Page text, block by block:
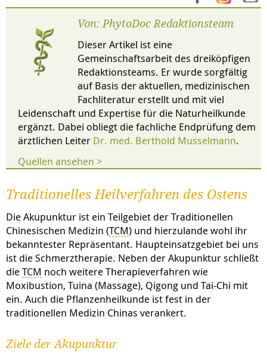
Von: PhytoDoc Redaktionsteam
Dieser Artikel ist eine
Gemeinschaftsarbeit des dreiköpfigen
Redaktionsteams. Er wurde sorgfältig
auf Basis der aktuellen, medizinischen
Fachliteratur erstellt und mit viel
Leidenschaft und Expertise für die Naturheilkunde
ergänzt. Dabei obliegt die fachliche Endprüfung dem
ärztlichen Leiter Dr. med. Berthold Musselmann.
Quellen ansehen >
Traditionelles Heilverfahren des Ostens
Die Akupunktur ist ein Teilgebiet der Traditionellen
Chinesischen Medizin (TCM) und hierzulande wohl ihr
bekanntester Repräsentant. Haupteinsatzgebiet bei uns
ist die Schmerztherapie. Neben der Akupunktur schließt
dieTCM noch weitere Therapieverfahren wie
Moxibustion, Tuina (Massage), Qigong und Tai-Chi mit
ein. Auch die Pflanzenheilkunde ist fest in der
traditionellen Medizin Chinas verankert.
Ziele der Akupunktur